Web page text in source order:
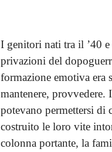
I genitori nati tra il ’40
privazioni del
formazione emotiva era
mantenere, provvedere.
potevano permettersi di
costruito le loro vite
colonna portante, la